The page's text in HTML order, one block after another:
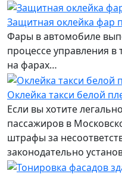
Защитная оклейка фар
Фары в автомобиле
процессе управления в
на фарах…
Оклейка такси белой
Если вы хотите
пассажиров в
штрафы за
законодательно